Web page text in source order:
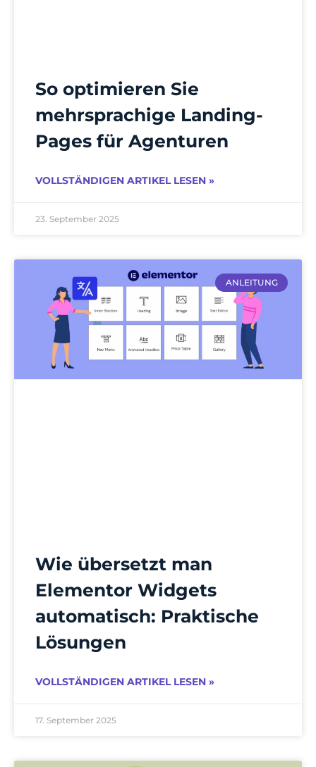
So optimieren Sie
mehrsprachige Landing-
Pages für Agenturen
VOLLSTÄNDIGEN ARTIKEL LESEN »
23. September 2025
ANLEITUNG
Wie übersetzt man
Elementor Widgets
automatisch: Praktische
Lösungen
VOLLSTÄNDIGEN ARTIKEL LESEN »
17. September 2025